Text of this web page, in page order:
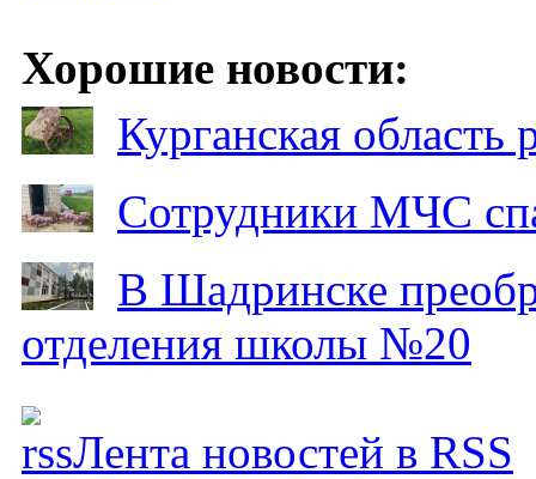
Хорошие новости:
Курганская
Сотрудники МЧС
В Шадринске
отделения школы №20
Лента новостей в RSS